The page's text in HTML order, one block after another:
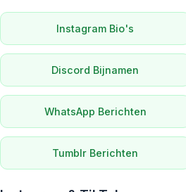
Instagram Bio's
Discord Bijnamen
WhatsApp Berichten
Tumblr Berichten